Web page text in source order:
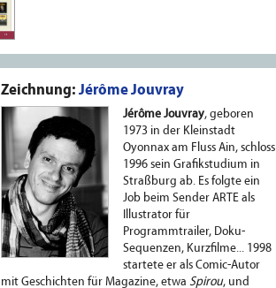
Zeichnung: Jérôme Jouvray
Jérôme Jouvray, geboren
1973 in der Kleinstadt
Oyonnax am Fluss Ain, schloss
1996 sein Grafikstudium in
Straßburg ab. Es folgte ein
Job beim Sender ARTE als
Illustrator für
Programmtrailer, Doku-
Sequenzen, Kurzfilme... 1998
startete er als Comic-Autor
mit Geschichten für Magazine, etwa Spirou, und